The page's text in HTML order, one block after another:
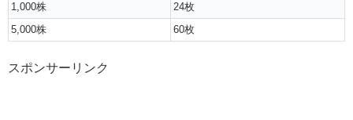
1,000株
24枚
5,000株
60枚
スポンサーリンク